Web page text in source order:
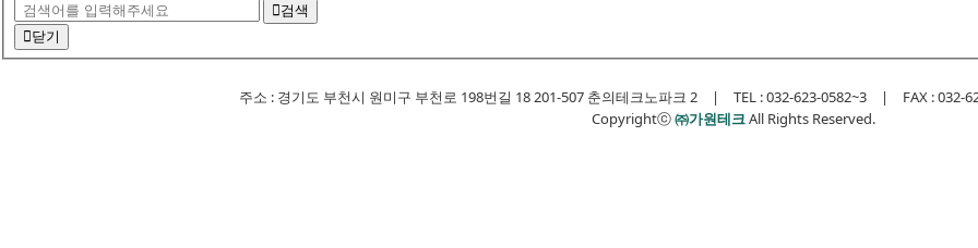
검색
닫기
주소 : 경기도 부천시 원미구 부천로 198번길 18 201-507 춘의테크노파크 2 | TEL : 032-623-0582~3 | FAX :
Copyrightⓒ㈜가원테크All Rights Reserved.